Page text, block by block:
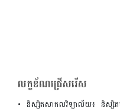
លក្ខខ័ណជ្រើសរើស
• និស្សិតសាកលវិទ្យាល័យ៖ និស្សិតទ